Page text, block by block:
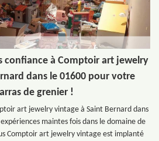
confiance à Comptoir art jewelry
dans le 01600 pour votre
de grenier !
art jewelry vintage à Saint Bernard dans
maintes fois dans le domaine de
Comptoir art jewelry vintage est implanté